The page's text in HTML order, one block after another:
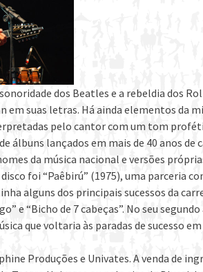
dos Beatles e a rebeldia dos
em suas letras. Há ainda elementos da
pelo cantor com um tom
álbuns lançados em mais de 40 anos de
da música nacional e versões
foi “Paêbirú” (1975), uma parceria
alguns dos principais sucessos da
e “Bicho de 7 cabeças”. No seu
que voltaria às paradas de sucesso
Produções e Univates. A venda de